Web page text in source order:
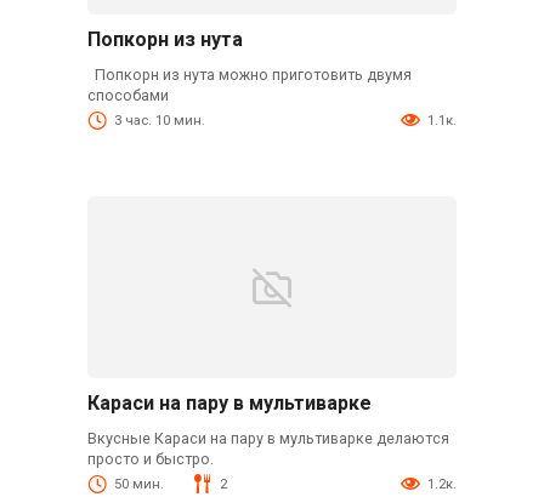
Попкорн из нута
Попкорн из нута можно приготовить двумя
способами
3 час. 10 мин. 1.1к.
Караси на пару в мультиварке
Вкусные Караси на пару в мультиварке делаются
просто и быстро.
50 мин. 2 1.2к.